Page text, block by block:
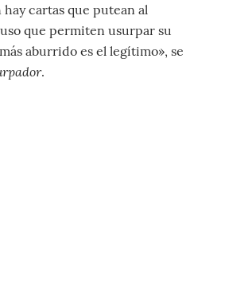
cartas que putean al
que permiten usurpar su
aburrido es el legítimo», se
.